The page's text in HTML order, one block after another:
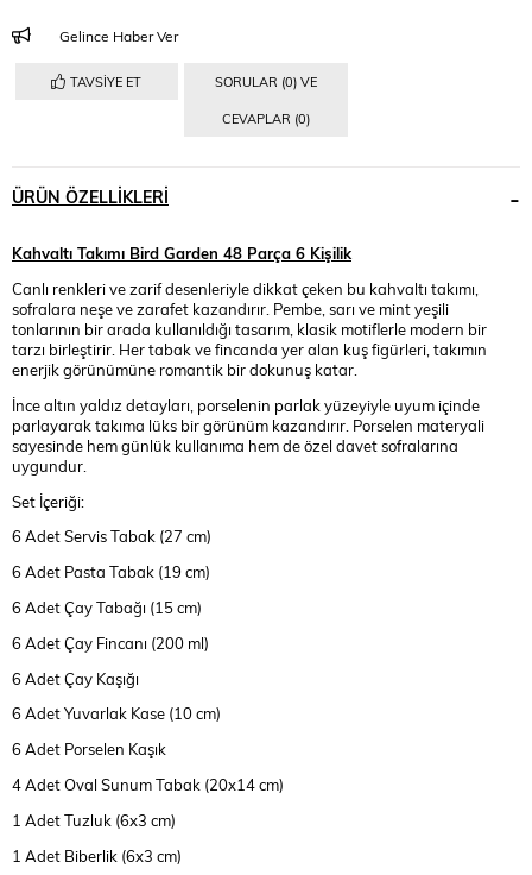
Gelince Haber Ver
TAVSIYE ET SORULAR (0) VE
CEVAPLAR (0)
ÜRÜN ÖZELLIKLERI
Kahvaltı Takımı Bird Garden 48 Parça 6 Kişilik
Canlı renkleri ve zarif desenleriyle dikkat çeken bu kahvaltı takımı,
sofralara neşe ve zarafet kazandırır. Pembe, sarı ve mint yeşili
tonlarının bir arada kullanıldığı tasarım, klasik motiflerle modern bir
tarzı birleştirir. Her tabak ve fincanda yer alan kuş figürleri, takımın
enerjik görünümüne romantik bir dokunuş katar.
İnce altın yaldız detayları, porselenin parlak yüzeyiyle uyum içinde
parlayarak takıma lüks bir görünüm kazandırır. Porselen materyali
sayesinde hem günlük kullanıma hem de özel davet sofralarına
uygundur.
Set İçeriği:
6 Adet Servis Tabak (27 cm)
6 Adet Pasta Tabak (19 cm)
6 Adet Çay Tabağı (15 cm)
6 Adet Çay Fincanı (200 ml)
6 Adet Çay Kaşığı
6 Adet Yuvarlak Kase (10 cm)
6 Adet Porselen Kaşık
4 Adet Oval Sunum Tabak (20x14 cm)
1 Adet Tuzluk (6x3 cm)
1 Adet Biberlik (6x3 cm)